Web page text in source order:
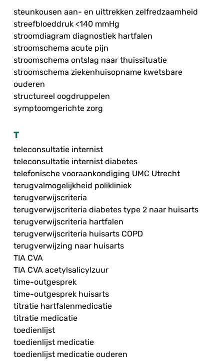
steunkousen aan- en uittrekken zelfredzaamheid
streefbloeddruk <140 mmHg
stroomdiagram diagnostiek hartfalen
stroomschema acute pijn
stroomschema ontslag naar thuissituatie
stroomschema ziekenhuisopname kwetsbare
ouderen
structureel oogdruppelen
symptoomgerichte zorg
T
teleconsultatie internist
teleconsultatie internist diabetes
telefonische vooraankondiging UMC Utrecht
terugvalmogelijkheid polikliniek
terugverwijscriteria
terugverwijscriteria diabetes type 2 naar huisarts
terugverwijscriteria hartfalen
terugverwijscriteria huisarts COPD
terugverwijzing naar huisarts
TIA CVA
TIA CVA acetylsalicylzuur
time-outgesprek
time-outgesprek huisarts
titratie hartfalenmedicatie
titratie medicatie
toedienlijst
toedienlijst medicatie
toedienlijst medicatie ouderen